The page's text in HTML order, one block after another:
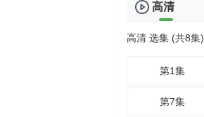
高清
高清 选集 (共8集)
第1集
第7集